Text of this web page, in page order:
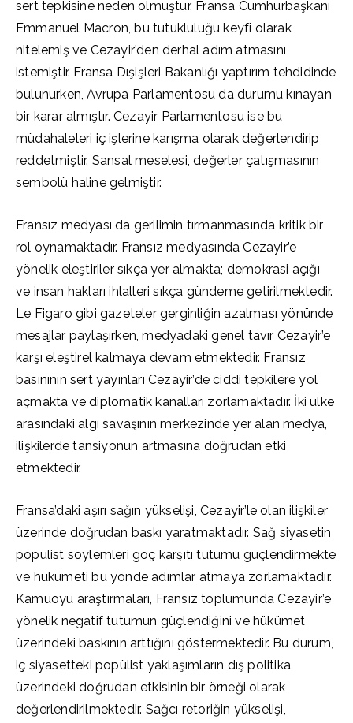
sert tepkisine neden olmuştur. Fransa Cumhurbaşkanı
Emmanuel Macron, bu tutukluluğu keyfi olarak
nitelemiş ve Cezayir’den derhal adım atmasını
istemiştir. Fransa Dışişleri Bakanlığı yaptırım tehdidinde
bulunurken, Avrupa Parlamentosu da durumu kınayan
bir karar almıştır. Cezayir Parlamentosu ise bu
müdahaleleri iç işlerine karışma olarak değerlendirip
reddetmiştir. Sansal meselesi, değerler çatışmasının
sembolü haline gelmiştir.
Fransız medyası da gerilimin tırmanmasında kritik bir
rol oynamaktadır. Fransız medyasında Cezayir’e
yönelik eleştiriler sıkça yer almakta; demokrasi açığı
ve insan hakları ihlalleri sıkça gündeme getirilmektedir.
Le Figaro gibi gazeteler gerginliğin azalması yönünde
mesajlar paylaşırken, medyadaki genel tavır Cezayir’e
karşı eleştirel kalmaya devam etmektedir. Fransız
basınının sert yayınları Cezayir’de ciddi tepkilere yol
açmakta ve diplomatik kanalları zorlamaktadır. İki ülke
arasındaki algı savaşının merkezinde yer alan medya,
ilişkilerde tansiyonun artmasına doğrudan etki
etmektedir.
Fransa’daki aşırı sağın yükselişi, Cezayir’le olan ilişkiler
üzerinde doğrudan baskı yaratmaktadır. Sağ siyasetin
popülist söylemleri göç karşıtı tutumu güçlendirmekte
ve hükümeti bu yönde adımlar atmaya zorlamaktadır.
Kamuoyu araştırmaları, Fransız toplumunda Cezayir’e
yönelik negatif tutumun güçlendiğini ve hükümet
üzerindeki baskının arttığını göstermektedir. Bu durum,
iç siyasetteki popülist yaklaşımların dış politika
üzerindeki doğrudan etkisinin bir örneği olarak
değerlendirilmektedir. Sağcı retoriğin yükselişi,